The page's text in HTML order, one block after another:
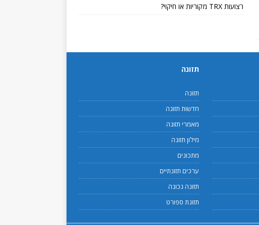
רצועות TRX מקוריות או חיקוי?
תזונה
תזונה
חדשות תזונה
מאמרי תזונה
מילון תזונה
מתכונים
ערכים תזונתיים
תזונה נכונה
תזונת ספורט